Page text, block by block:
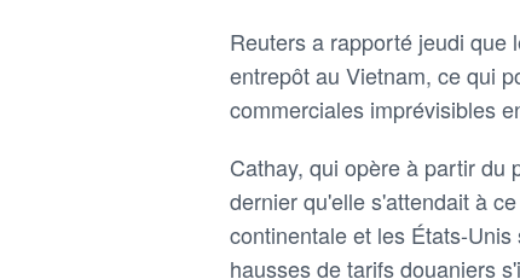
Reuters a rapporté jeudi que
entrepôt au Vietnam, ce qui
commerciales imprévisibles
Cathay, qui opère à partir du
dernier qu'elle s'attendait à
continentale et les États-
hausses de tarifs douaniers